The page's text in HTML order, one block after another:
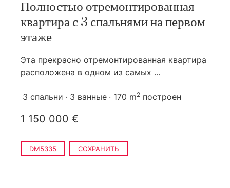
Полностью отремонтированная
квартира с 3 спальнями на первом
этаже
Эта прекрасно отремонтированная квартира
расположена в одном из самых ...
3 спальни 3 ванные 170 m2 построен
1 150 000 €
DM5335 СОХРАНИТЬ